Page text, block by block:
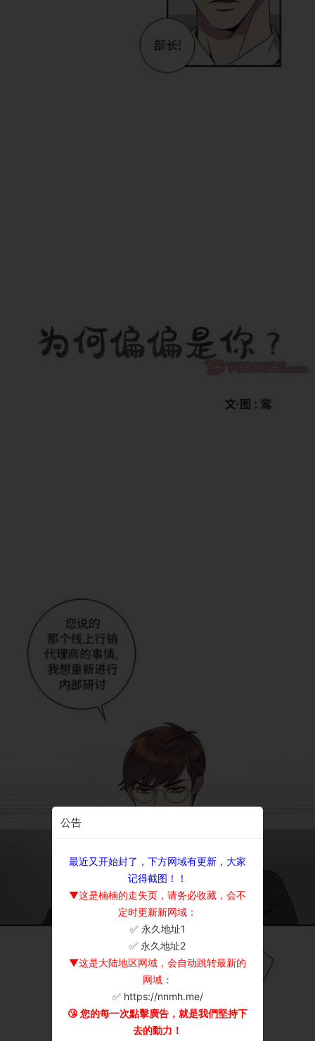
公告
最近又开始封了，下方网域有更新，大家
记得截图！！
▼这是楠楠的走失页，请务必收藏，会不
定时更新新网域：
✅ 永久地址1
✅ 永久地址2
▼这是大陆地区网域，会自动跳转最新的
网域：
✅ https://nnmh.me/
😘 您的每一次點擊廣告，就是我們堅持下
去的動力！